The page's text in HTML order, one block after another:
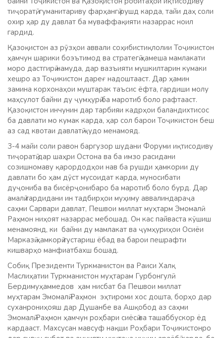
тиҷоратӣ, гуманитариву фарҳангӣ рушд карда, тайи даҳ соли
охир ҳар ду давлат ба муваффақияти назаррас ноил
гардид.
Қазоқистон аз рӯзҳои аввали соҳибистиқлолии Тоҷикистон
ҳамчун шарики боэътимод ва стратегӣ ҳамеша мамлакати
моро дастгирӣ намуда, дар вазъияти мушкилтарин кумаки
хешро аз Тоҷикистон дареғ надоштааст. Дар ҳамин
замина корхонаҳои муштарак таъсис ёфта, гардиши молу
маҳсулот байни ду ҷумҳурӣ ба маротиб боло рафтааст.
Қазоқистон инчунин дар тарбияи кадрҳои баландихтисос
ба давлати мо кумак карда, ҳар сол барои Тоҷикистон беш
аз сад квотаи давлатӣ ҷудо менамояд.
3-4 майи соли равон баргузор шудани Форуми иқтисодиву
тиҷоратӣ дар шаҳри Остона ва ба имзо расидани
созишномаву қарордодҳои нав ба рушди ҳамкории ду
давлати бо ҳам дӯст мусоидат карда, муносибати
дуҷониба ва бисёрҷонибаро ба маротиб боло бурд. Дар
амалӣ гардидани ин тадбирҳои муҳиму аввалиндараҷа
саҳми Сарвари давлат, Пешвои миллат муҳтарм Эмомалӣ
Раҳмон ниҳоят назаррас мебошад. Он кас пайваста кӯшиш
менамоянд, ки байни ду мамлакат ва ҷумҳуриҳои Осиёи
Марказӣ ҳамкорӣ густариш ёбад ва барои пешрафти
кишварҳо манфиатбахш бошад.
Собиқ Президенти Туркманистон ва Раиси Халқ
Маслиҳатии Туркманистон муҳтарам Гурбонгулӣ
Бердимуҳаммедов ҳам нисбат ба Пешвои миллат
муҳтарам Эмомалӣ Раҳмон эҳтироми хос дошта, борҳо дар
суханрониҳояш дар Душанбе ва Ашқобод аз саҳми
Эмомалӣ Раҳмон ҳамчун роҳбари сиёсӣ ва ташаббускор ёд
кардааст. Махсусан мавсуф нақши Роҳбари Тоҷикистонро